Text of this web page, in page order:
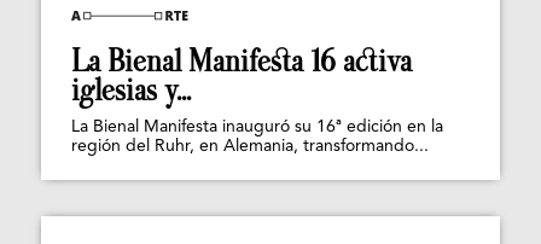
La Bienal Manifesta 16 activa
iglesias y...
La Bienal Manifesta inauguró su 16ª edición en la
región del Ruhr, en Alemania, transformando...